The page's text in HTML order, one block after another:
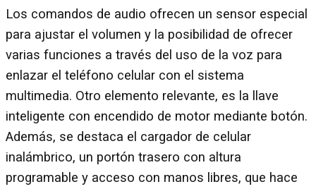
Los comandos de audio ofrecen un sensor especial
para ajustar el volumen y la posibilidad de ofrecer
varias funciones a través del uso de la voz para
enlazar el teléfono celular con el sistema
multimedia. Otro elemento relevante, es la llave
inteligente con encendido de motor mediante botón.
Además, se destaca el cargador de celular
inalámbrico, un portón trasero con altura
programable y acceso con manos libres, que hace